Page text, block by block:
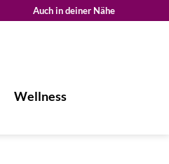
Auch in deiner Nähe
Wellness